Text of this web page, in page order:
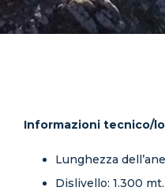
Informazioni tecnico/
Lunghezza
Dislivello: 1.300 mt.